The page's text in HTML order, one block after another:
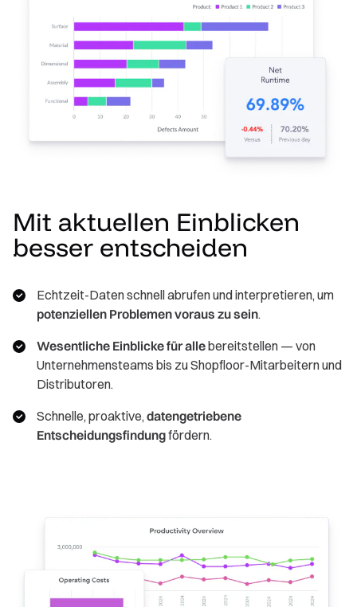
Mit aktuellen Einblicken
besser entscheiden
Echtzeit-Daten schnell abrufen und interpretieren, um
potenziellen Problemen voraus zu sein.
Wesentliche Einblicke für allebereitstellen — von
Unternehmensteams bis zu Shopfloor-Mitarbeitern und
Distributoren.
Schnelle, proaktive, datengetriebene
Entscheidungsfindungfördern.